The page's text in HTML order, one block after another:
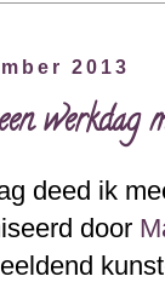
2013
deed ik
door